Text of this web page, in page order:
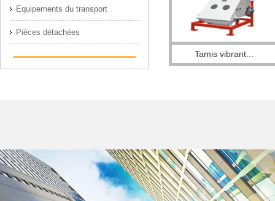
Equipements du transport
Pièces détachées
Tamis vibrant...